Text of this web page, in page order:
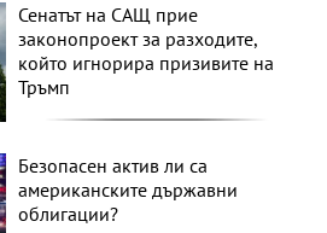
Сенатът на САЩ прие
законопроект за разходите,
който игнорира призивите на
Тръмп
Безопасен актив ли са
американските държавни
облигации?